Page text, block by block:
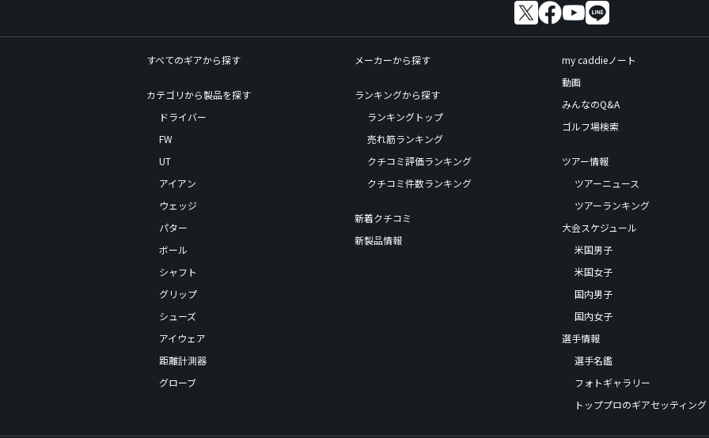
すべてのギアから探す
カテゴリから製品を探す
ドライバー
FW
UT
アイアン
ウェッジ
パター
ボール
シャフト
グリップ
シューズ
アイウェア
距離計測器
グローブ
メーカーから探す
ランキングから探す
ランキングトップ
売れ筋ランキング
クチコミ評価ランキング
クチコミ件数ランキング
新着クチコミ
新製品情報
my caddieノート
動画
みんなのQ&A
ゴルフ場検索
ツアー情報
ツアーニュース
ツアーランキング
大会スケジュール
米国男子
米国女子
国内男子
国内女子
選手情報
選手名鑑
フォトギャラリー
トッププロのギアセッティング